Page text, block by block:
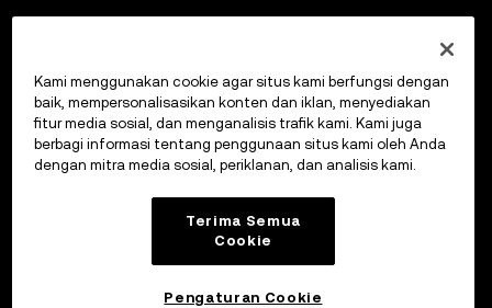
Kami menggunakan cookie agar situs kami berfungsi dengan
baik, mempersonalisasikan konten dan iklan, menyediakan
fitur media sosial, dan menganalisis trafik kami. Kami juga
berbagi informasi tentang penggunaan situs kami oleh Anda
dengan mitra media sosial, periklanan, dan analisis kami.
Terima Semua
Cookie
Pengaturan Cookie